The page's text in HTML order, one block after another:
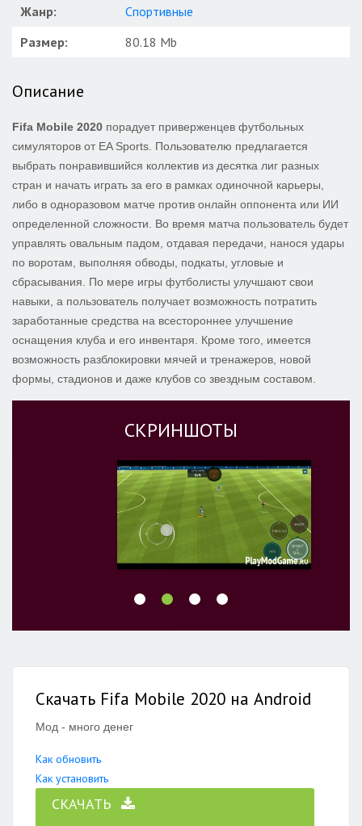
Жанр:
Спортивные
Размер:
80.18 Mb
Описание
Fifa Mobile 2020 порадует приверженцев футбольных
симуляторов от EA Sports. Пользователю предлагается
выбрать понравившийся коллектив из десятка лиг разных
стран и начать играть за его в рамках одиночной карьеры,
либо в одноразовом матче против онлайн оппонента или ИИ
определенной сложности. Во время матча пользователь будет
управлять овальным падом, отдавая передачи, нанося удары
по воротам, выполняя обводы, подкаты, угловые и
сбрасывания. По мере игры футболисты улучшают свои
навыки, а пользователь получает возможность потратить
заработанные средства на всестороннее улучшение
оснащения клуба и его инвентаря. Кроме того, имеется
возможность разблокировки мячей и тренажеров, новой
формы, стадионов и даже клубов со звездным составом.
СКРИНШОТЫ
Скачать Fifa Mobile 2020 на Android
Мод - много денег
Как обновить
Как установить
СКАЧАТЬ